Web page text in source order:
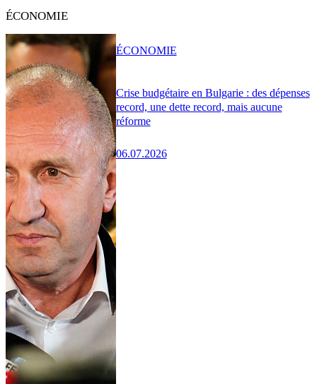
ÉCONOMIE
Crise budgétaire en Bulgarie : des dépenses
record, une dette record, mais aucune
réforme
06.07.2026
ÉCONOMIE